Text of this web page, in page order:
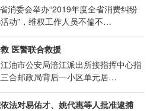
消委会举办“2019年度全省消费纠纷
动”，维权工作人员不偏不…
医警联合救援
油市公安局涪江派出所接指挥中心指
合邮政局背后一小区单元居…
法对易佑才、姚代惠等人批准逮捕